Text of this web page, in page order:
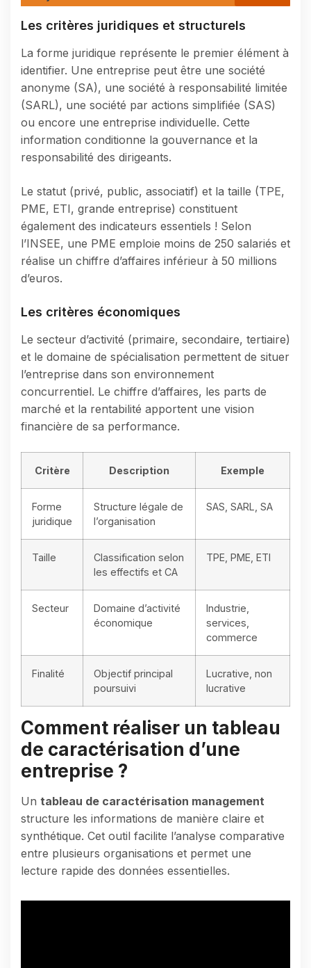
Les critères juridiques et structurels
La forme juridique représente le premier élément à
identifier. Une entreprise peut être une société
anonyme (SA), une société à responsabilité limitée
(SARL), une société par actions simplifiée (SAS)
ou encore une entreprise individuelle. Cette
information conditionne la gouvernance et la
responsabilité des dirigeants.
Le statut (privé, public, associatif) et la taille (TPE,
PME, ETI, grande entreprise) constituent
également des indicateurs essentiels ! Selon
l’INSEE, une PME emploie moins de 250 salariés et
réalise un chiffre d’affaires inférieur à 50 millions
d’euros.
Les critères économiques
Le secteur d’activité (primaire, secondaire, tertiaire)
et le domaine de spécialisation permettent de situer
l’entreprise dans son environnement
concurrentiel. Le chiffre d’affaires, les parts de
marché et la rentabilité apportent une vision
financière de sa performance.
Critère Description Exemple
Forme
juridique
Structure légale de
l’organisation
SAS, SARL, SA
Taille
Classification selon
les effectifs et CA
TPE, PME, ETI
Secteur
Domaine d’activité
économique
Industrie,
services,
commerce
Finalité
Objectif principal
poursuivi
Lucrative, non
lucrative
Comment réaliser un tableau
de caractérisation d’une
entreprise ?
Un tableau de caractérisation management
structure les informations de manière claire et
synthétique. Cet outil facilite l’analyse comparative
entre plusieurs organisations et permet une
lecture rapide des données essentielles.